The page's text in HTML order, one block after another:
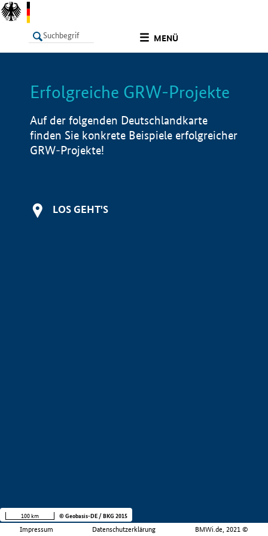
MENÜ
LISTE Info
Erfolgreiche GRW-Projekte
Auf der folgenden Deutschlandkarte
finden Sie konkrete Beispiele erfolgreicher
GRW-Projekte!
LOS GEHT'S
Impressum Datenschutzerklärung BMWi.de, 2021 ©
100 km © Geobasis-DE / BKG 2015